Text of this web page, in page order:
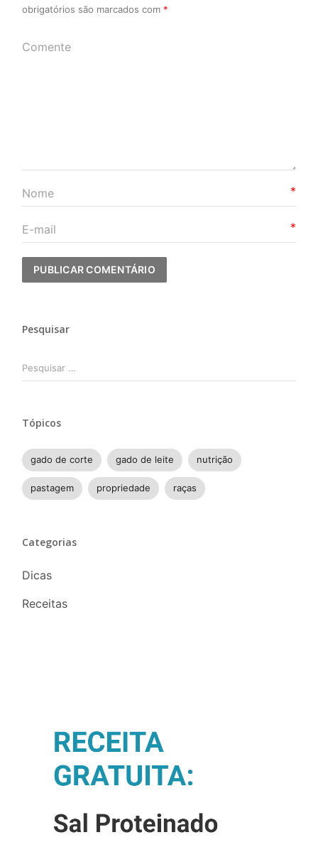
obrigatórios são marcados com *
*
*
Pesquisar
por:
Tópicos
gado de corte gado de leite nutrição
pastagem propriedade raças
Categorias
Dicas
Receitas